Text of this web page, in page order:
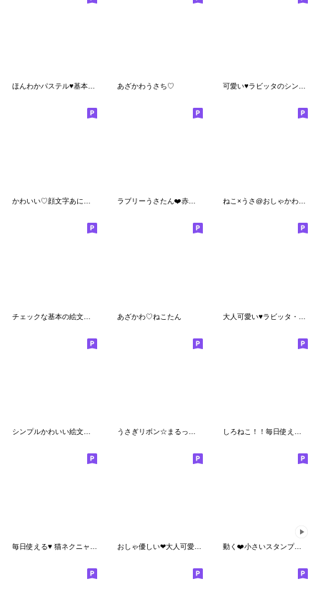
あざかわうさち♡
かわいい♡顔文字あにまる2 ラブリーうさたん❤️赤リボン❤️ ねこ×うさ@おしゃかわ絵文字
あざかわ♡ねこたん
毎日使える♥️ 猫ネクニャの元気絵文字 おしゃ優しい❤大人可愛い猫ネクニャ絵文字2 動く❤️小さいスタンプ❤️白猫